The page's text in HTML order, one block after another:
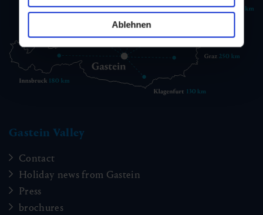
Ablehnen
Gastein Valley
Contact
Holiday news from Gastein
Press
brochures